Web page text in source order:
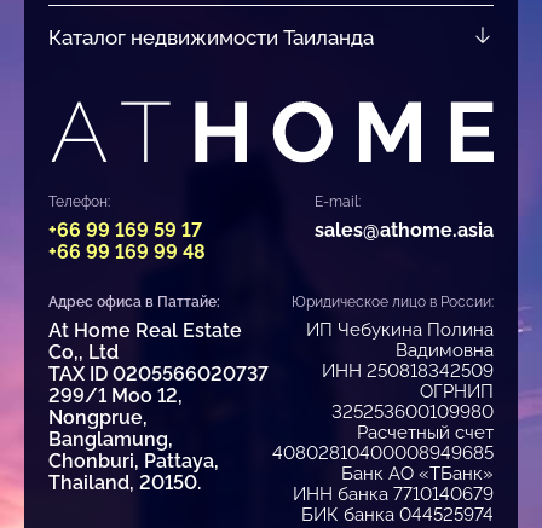
Каталог недвижимости Таиланда
Телефон:
+66 99 169 59 17
+66 99 169 99 48
E-mail:
sales@athome.asia
Адрес офиса в Паттайе:
At Home Real Estate
Co,, Ltd
TAX ID 0205566020737
299/1 Moo 12,
Nongprue,
Banglamung,
Chonburi, Pattaya,
Thailand, 20150.
Юридическое лицо в России:
ИП Чебукина Полина
Вадимовна
ИНН 250818342509
ОГРНИП
325253600109980
Расчетный счет
40802810400008949685
Банк АО «ТБанк»
ИНН банка 7710140679
БИК банка 044525974